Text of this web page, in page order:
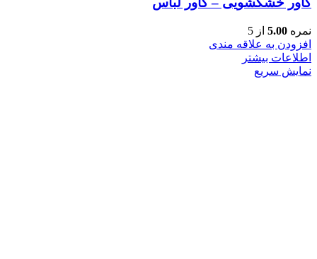
نمره 5.00 از 5
افزودن به علاقه مندی
اطلاعات بیشتر
نمایش سریع